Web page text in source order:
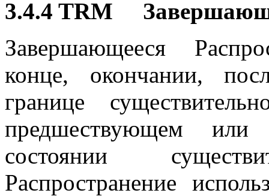
3.4.4 TRM
Завершающееся
конце, окончании,
границе
предшествующем
состоянии
Распространение